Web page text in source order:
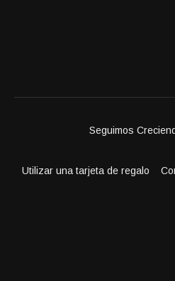
Seguimos
Utilizar una tarjeta de regalo